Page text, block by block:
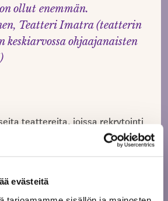
evästeitä
ollut enemmän.
Teatteri Imatra (teatterin
keskiarvossa ohjaajanaisten
teattereita, joissa rekrytointi
tasa-arvoista. Vuonna
Tampereen Työväen
Teaternissa ohjaajavalintojen